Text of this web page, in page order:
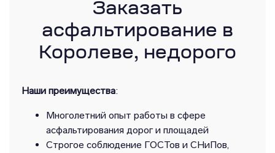
Заказать
асфальтирование в
Королеве, недорого
Наши преимущества:
Многолетний опыт работы в сфере
асфальтирования дорог и площадей
Строгое соблюдение ГОСТов и СНиПов,